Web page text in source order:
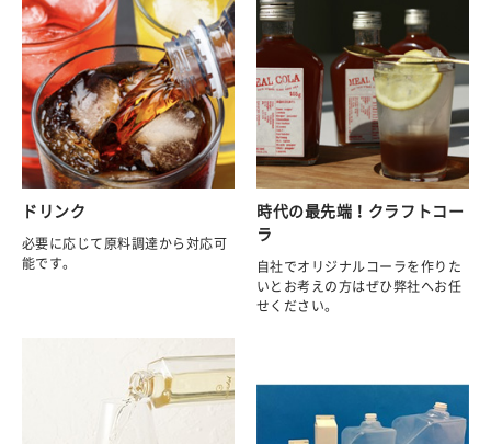
ドリンク
必要に応じて原料調達から対応可
能です。
時代の最先端！クラフトコー
ラ
自社でオリジナルコーラを作りた
いとお考えの方はぜひ弊社へお任
せください。